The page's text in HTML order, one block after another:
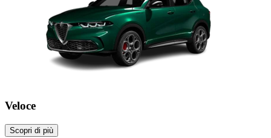
Veloce
Scopri di più